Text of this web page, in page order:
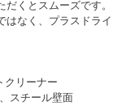
くとスムーズです。
はなく、プラスドライ
クリーナー
スチール壁面